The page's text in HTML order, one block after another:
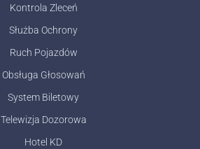
Kontrola Zleceń
Służba Ochrony
Ruch Pojazdów
Obsługa Głosowań
System Biletowy
Telewizja Dozorowa
Hotel KD